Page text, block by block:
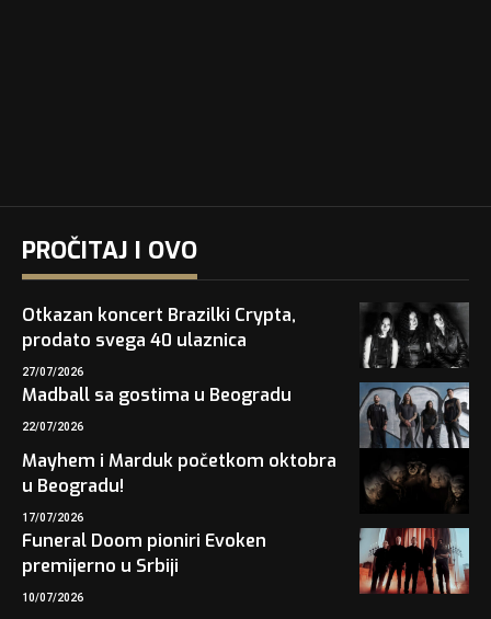
PROČITAJ I OVO
Otkazan koncert Brazilki Crypta,
prodato svega 40 ulaznica
27/07/2026
Madball sa gostima u Beogradu
22/07/2026
Mayhem i Marduk početkom oktobra
u Beogradu!
17/07/2026
Funeral Doom pioniri Evoken
premijerno u Srbiji
10/07/2026